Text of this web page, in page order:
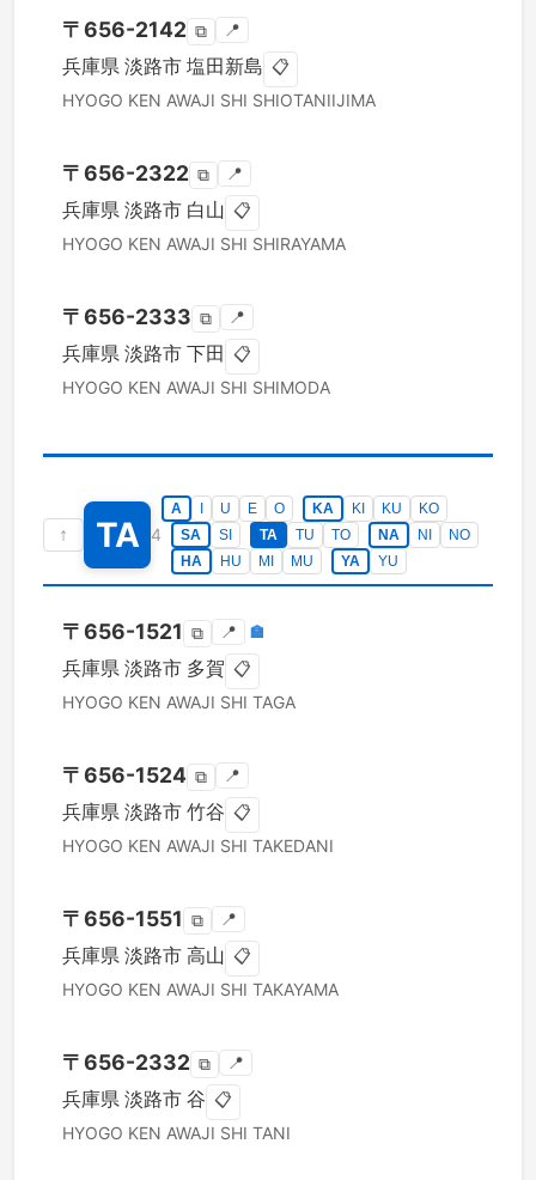
〒656-2142 ⧉ 📍
兵庫県 淡路市 塩田新島 📋
HYOGO KEN AWAJI SHI SHIOTANIIJIMA
〒656-2322 ⧉ 📍
兵庫県 淡路市 白山 📋
HYOGO KEN AWAJI SHI SHIRAYAMA
〒656-2333 ⧉ 📍
兵庫県 淡路市 下田 📋
HYOGO KEN AWAJI SHI SHIMODA
↑ TA 4
A U E O KA KI KU
KO
SA
SI TA TU TO NA NI
NO
HA
HU MI MU YA YU
〒656-1521 ⧉ 📍 🏣
兵庫県 淡路市 多賀 📋
HYOGO KEN AWAJI SHI TAGA
〒656-1524 ⧉ 📍
兵庫県 淡路市 竹谷 📋
HYOGO KEN AWAJI SHI TAKEDANI
〒656-1551 ⧉ 📍
兵庫県 淡路市 高山 📋
HYOGO KEN AWAJI SHI TAKAYAMA
〒656-2332 ⧉ 📍
兵庫県 淡路市 谷 📋
HYOGO KEN AWAJI SHI TANI